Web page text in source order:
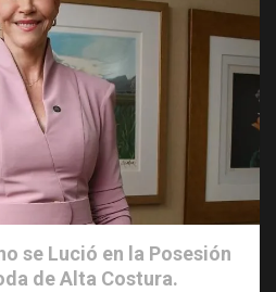
se Lució en la Posesión
de Alta Costura.